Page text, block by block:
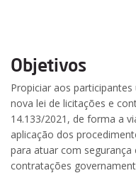
Objetivos
Propiciar aos
nova lei de licitações e
14.133/2021, de forma a
aplicação dos
para atuar com
contratações